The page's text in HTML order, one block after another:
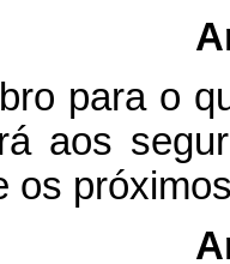
para o
aos
os